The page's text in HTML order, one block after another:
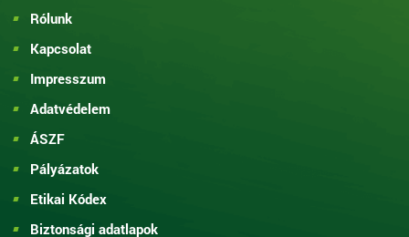
Rólunk
Kapcsolat
Impresszum
Adatvédelem
ÁSZF
Pályázatok
Etikai Kódex
Biztonsági adatlapok